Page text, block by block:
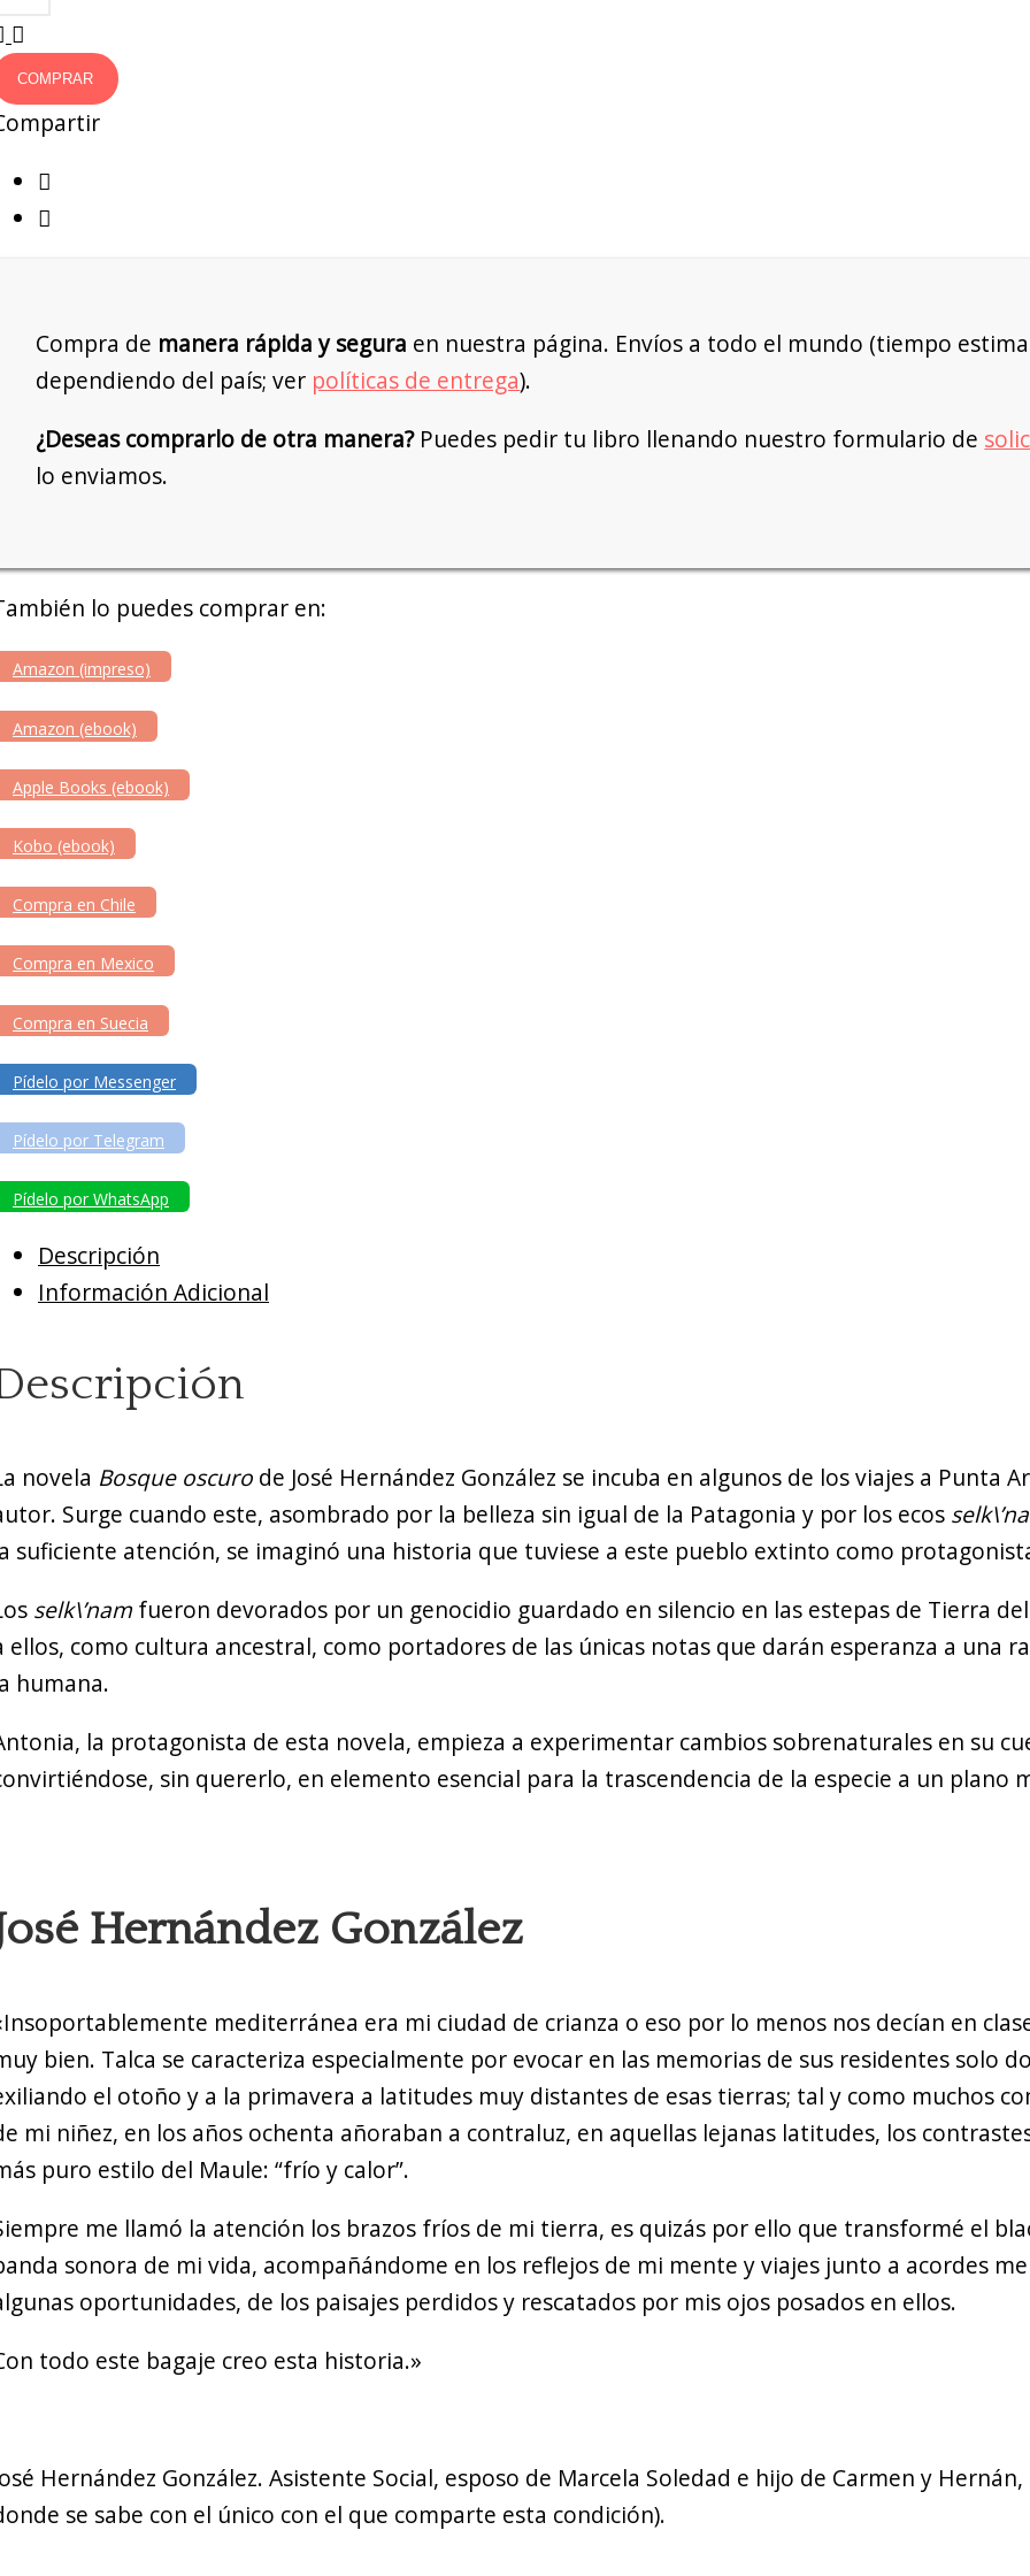
COMPRAR
Compra de manera rápida y segura en nuestra página. Envíos a todo el mundo (tiempo
dependiendo del país; ver políticas de entrega).
¿Deseas comprarlo de otra manera?Puedes pedir tu libro llenando nuestro formulario de
lo enviamos.
lo puedes comprar en:
Amazon (impreso)
Amazon (ebook)
Apple Books (ebook)
Kobo (ebook)
Compra en Chile
Compra en Mexico
Compra en Suecia
Pídelo por Messenger
Pídelo por Telegram
Pídelo por WhatsApp
Descripción
Información Adicional
novela Bosque oscuro de José Hernández González se incuba en algunos de los viajes a Punta
Surge cuando este, asombrado por la belleza sin igual de la Patagonia y por los ecos
suficiente atención, se imaginó una historia que tuviese a este pueblo extinto como
selk\’nam fueron devorados por un genocidio guardado en silencio en las estepas de Tierra
ellos, como cultura ancestral, como portadores de las únicas notas que darán esperanza a una
humana.
la protagonista de esta novela, empieza a experimentar cambios sobrenaturales en su
sin quererlo, en elemento esencial para la trascendencia de la especie a un plano
Hernández González
mediterránea era mi ciudad de crianza o eso por lo menos nos decían en
bien. Talca se caracteriza especialmente por evocar en las memorias de sus residentes solo
el otoño y a la primavera a latitudes muy distantes de esas tierras; tal y como muchos
mi niñez, en los años ochenta añoraban a contraluz, en aquellas lejanas latitudes, los
puro estilo del Maule: “frío y calor”.
me llamó la atención los brazos fríos de mi tierra, es quizás por ello que transformé el
sonora de mi vida, acompañándome en los reflejos de mi mente y viajes junto a acordes
oportunidades, de los paisajes perdidos y rescatados por mis ojos posados en ellos.
todo este bagaje creo esta historia.»
Hernández González. Asistente Social, esposo de Marcela Soledad e hijo de Carmen y
se sabe con el único con el que comparte esta condición).